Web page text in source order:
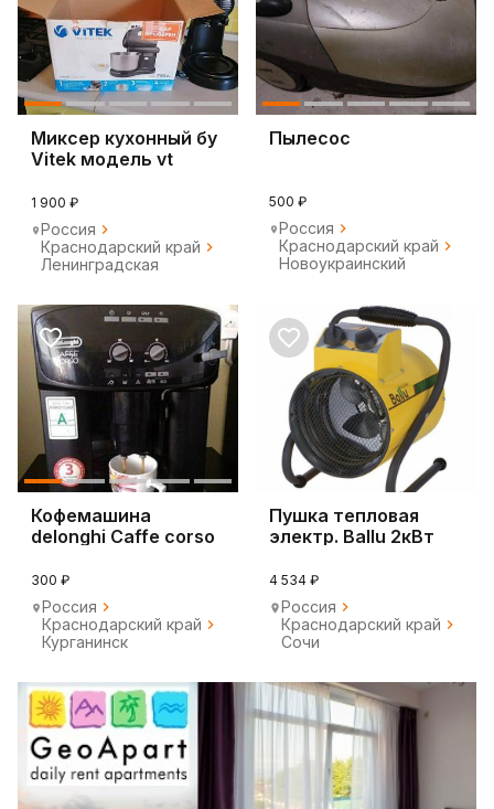
Миксер кухонный бу
Vitek модель vt
1 900 ₽
Россия
Краснодарский край
Ленинградская
Пылесос
500 ₽
Россия
Краснодарский край
Новоукраинский
Кофемашина
delonghi Caffe corso
300 ₽
Россия
Краснодарский край
Курганинск
Пушка тепловая
электр. Ballu 2кВт
4 534 ₽
Россия
Краснодарский край
Сочи